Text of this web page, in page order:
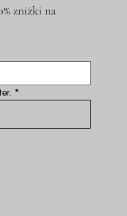
zniżki na
*